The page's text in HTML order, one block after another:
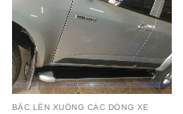
BẬC LÊN XUỐNG CÁC DÒNG XE